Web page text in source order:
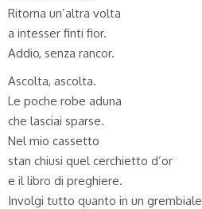
Ritorna un’altra volta
a intesser finti fior.
Addio, senza rancor.
Ascolta, ascolta.
Le poche robe aduna
che lasciai sparse.
Nel mio cassetto
stan chiusi quel cerchietto d’or
e il libro di preghiere.
Involgi tutto quanto in un grembiale